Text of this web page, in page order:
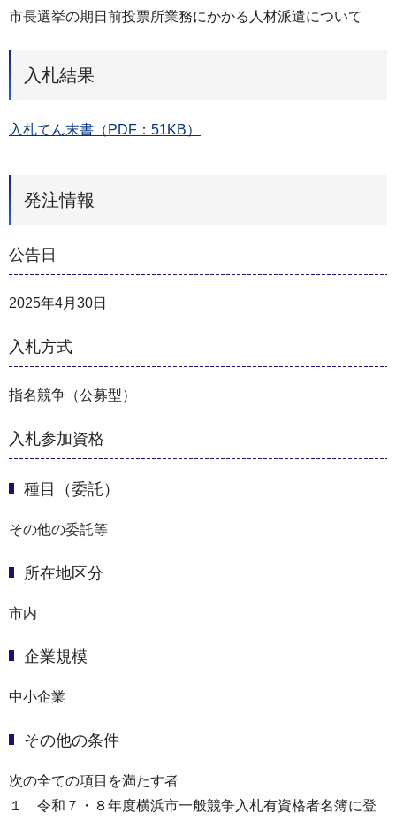
市長選挙の期日前投票所業務にかかる人材派遣について
入札結果
入札てん末書（PDF：51KB）
発注情報
公告日
2025年4月30日
入札方式
指名競争（公募型）
入札参加資格
種目（委託）
その他の委託等
所在地区分
市内
企業規模
中小企業
その他の条件
次の全ての項目を満たす者
１ 令和７・８年度横浜市一般競争入札有資格者名簿に登